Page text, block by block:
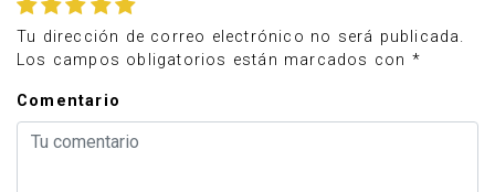
Tu dirección de correo electrónico no será publicada.
Los campos obligatorios están marcados con *
Comentario